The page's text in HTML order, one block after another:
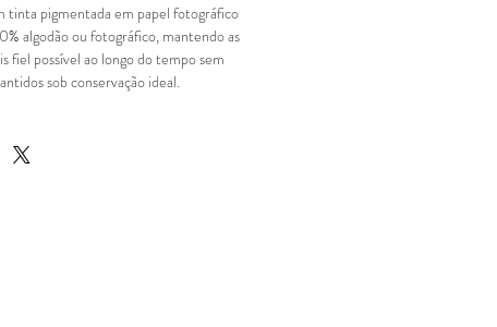
tinta pigmentada em papel fotográfico
algodão ou fotográfico, mantendo as
fiel possível ao longo do tempo sem
sob conservação ideal.